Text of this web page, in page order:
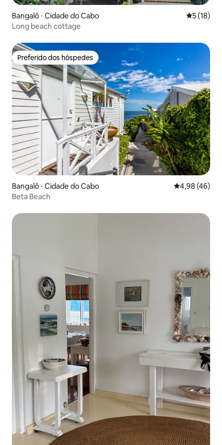
Bangalô ⋅ Cidade do Cabo 5 de uma
5 (18)
Long beach cottage
Preferido dos hóspedes
Preferido dos hóspedes
Bangalô ⋅ Cidade do Cabo 4,98 de uma
4,98 (46)
Beta Beach